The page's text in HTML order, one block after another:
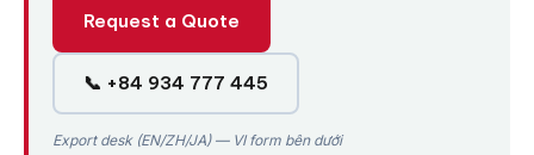
Request a Quote
📞 +84 934 777 445
Export desk (EN/ZH/JA) — VI form bên dưới